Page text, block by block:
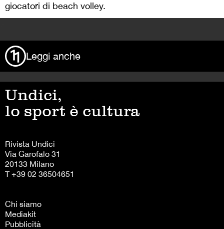
giocatori di beach volley.
Leggi anche
Undici,
lo sport è cultura
Rivista Undici
Via Garofalo 31
20133 Milano
T +39 02 36504651
Chi siamo
Mediakit
Pubblicità